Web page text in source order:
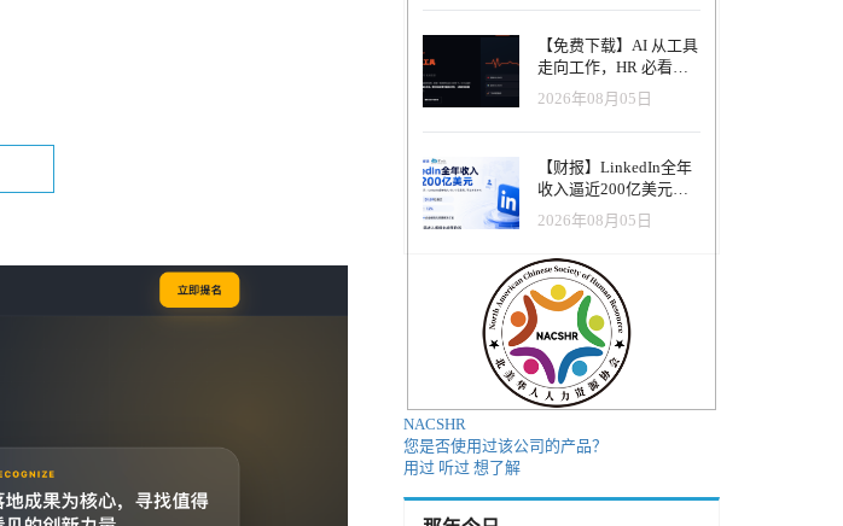
业的AI操作系统
【免费下载】AI 从工具
走向工作，HR 必看五
大变革｜2026 年 8 月
HRTech 行业观察报告
2026年08月05日
【财报】LinkedIn全年
收入逼近200亿美元，
AI招聘产品进入规模化
应用阶段
2026年08月05日
NACSHR
您是否使用过该公司的产品？
用过 听过 想了解